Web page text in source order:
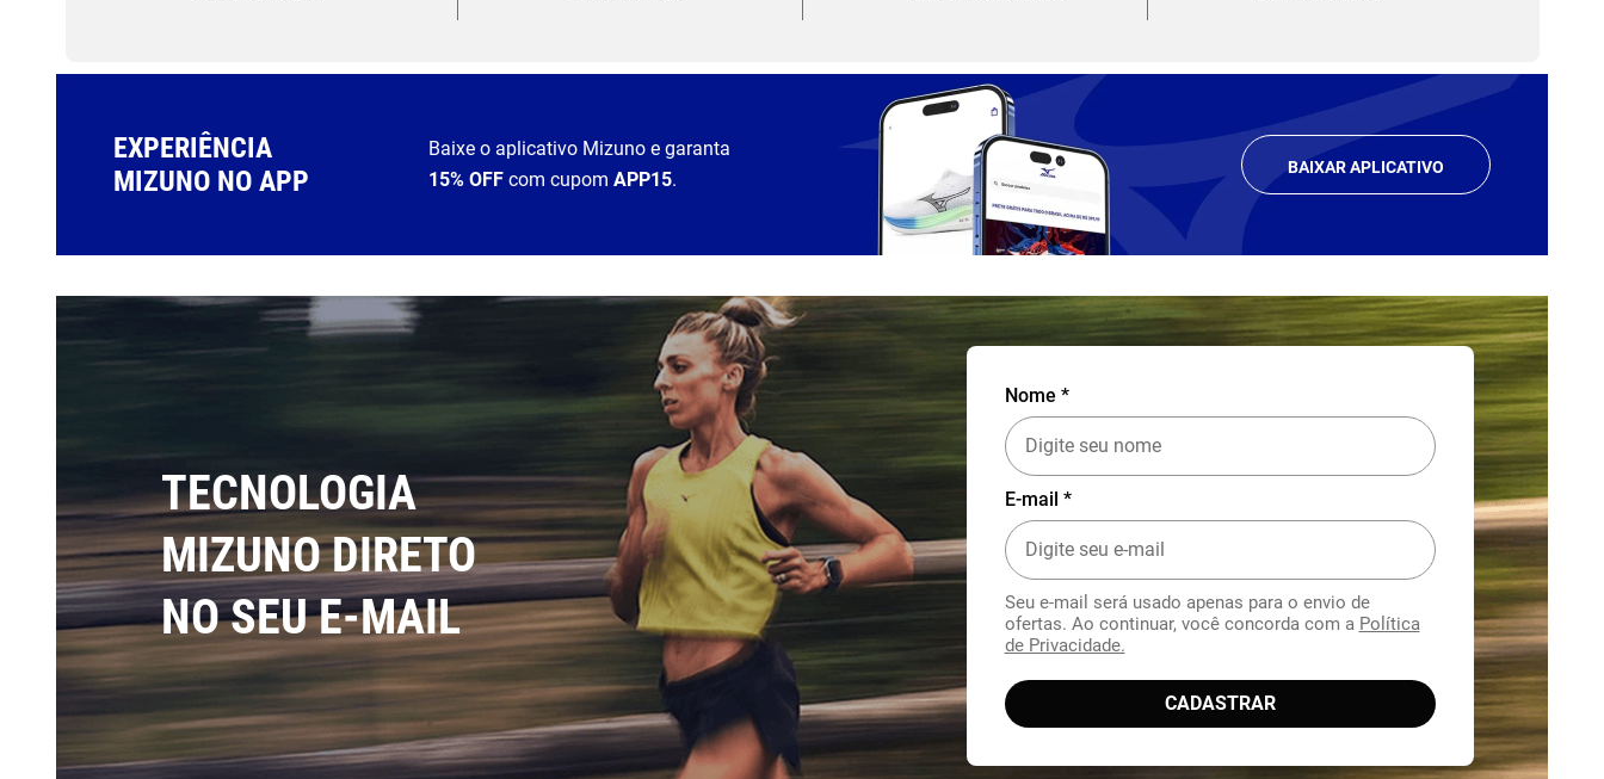
EXPERIÊNCIA
MIZUNO NO APP
Baixe o aplicativo Mizuno e garanta
15% OFF com cupomAPP15.
BAIXAR APLICATIVO
TECNOLOGIA
MIZUNO DIRETO
NO SEU E-MAIL
Nome *
E-mail *
Seu e-mail será usado apenas para o envio de
ofertas. Ao continuar, você concorda com a Política
de Privacidade.
CADASTRAR